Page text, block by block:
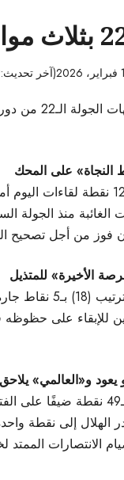
تُختتم
النجاة» على المحك
الغائبة منذ
فوز من أجل تصحيح
الأخيرة» للمتذيل
للإبقاء على حظوظه
و«العالمي»
الهلال إلى نقطة
الانتصارات الممتد